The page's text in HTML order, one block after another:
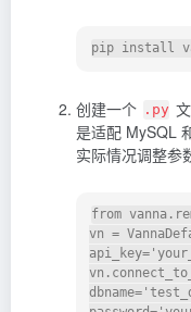
创建一个 .py
是适配 MySQL
实际情况调整参
from
vn =